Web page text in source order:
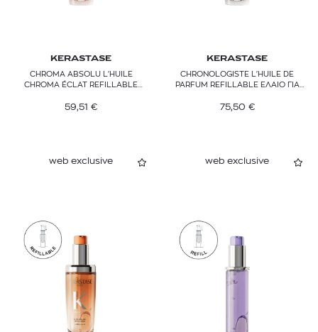
KERASTASE
CHROMA ABSOLU L'ΗUILE
CHROMA ÉCLAT REFILLABLE
59,51 €
KERASTASE
CHRONOLOGISTE L'ΗUILE DE
PARFUM REFILLABLE ΕΛΑΙΟ ΓΙΑ
75,50 €
web exclusive web exclusive